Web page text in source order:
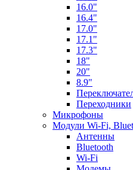
16.0"
16.4"
17.0"
17.1"
17.3"
18"
20"
8.9"
Переходники
Микрофоны
Модули Wi-Fi,
Aнтенны
Bluetooth
Wi-Fi